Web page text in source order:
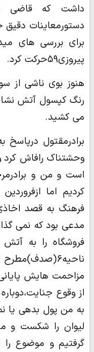
دستورمعاینات دقیق
برای بررسی های
پیروزی۵۹حرکت کرد.
هنوز بوی ناشی از
رنگ کپسول آتش
می کشید.
برادرمقتول
وحشتناک رافاش کرد
است و من و
کردیم اما
فرهنگ به قصد
مدعی بود که نمی
فروشگاه را به
از وقوع
به من پول بدهی یا
گرفتیم و موضوع